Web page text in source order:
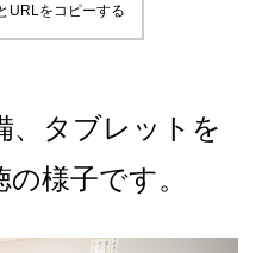
URLをコピーする
、タブレットを
様子です。